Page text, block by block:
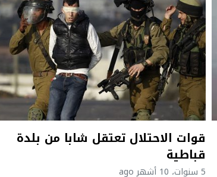
قوات الاحتلال تعتقل شابا من بلدة
قباطية
5 سنوات، 10 أشهر ago